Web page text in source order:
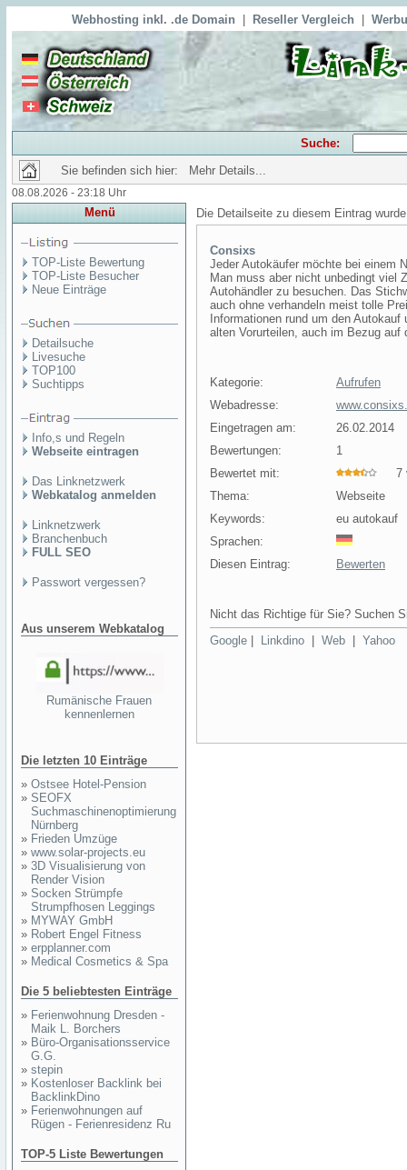
Webhosting inkl. .de Domain Reseller Vergleich
Suche:
Sie befinden sich hier: Mehr Details...
08.08.2026 - 23:18 Uhr
Menü
TOP-Liste Bewertung
TOP-Liste Besucher
Neue Einträge
Detailsuche
Livesuche
TOP100
Suchtipps
Info,s und Regeln
Webseite eintragen
Das Linknetzwerk
Webkatalog anmelden
Linknetzwerk
Branchenbuch
FULL SEO
Passwort vergessen?
Aus unserem Webkatalog
Rumänische Frauen
kennenlernen
Die letzten 10 Einträge
» Ostsee Hotel-Pension
» SEOFX
Suchmaschinenoptimierung
Nürnberg
» Frieden Umzüge
» www.solar-projects.eu
» 3D Visualisierung von
Render Vision
» Socken Strümpfe
Strumpfhosen Leggings
» MYWAY GmbH
» Robert Engel Fitness
» erpplanner.com
» Medical Cosmetics & Spa
Die 5 beliebtesten Einträge
» Ferienwohnung Dresden -
Maik L. Borchers
» Büro-Organisationsservice
G.G.
» stepin
» Kostenloser Backlink bei
BacklinkDino
» Ferienwohnungen auf
Rügen - Ferienresidenz Ru
TOP-5 Liste Bewertungen
Die Detailseite zu diesem Eintrag
Consixs
Jeder Autokäufer möchte bei einem
Man muss aber nicht unbedingt viel
Autohändler zu besuchen. Das
auch ohne verhandeln meist tolle
Informationen rund um den
alten Vorurteilen, auch im Bezug auf
Kategorie:
Aufrufen
Webadresse:
Eingetragen am:
26.02.2014
Bewertungen:
1
Bewertet mit:
7
Thema:
Webseite
Keywords:
eu autokauf
Sprachen:
Diesen Eintrag:
Bewerten
Nicht das Richtige für Sie? Suchen
Google
Linkdino Web Yahoo